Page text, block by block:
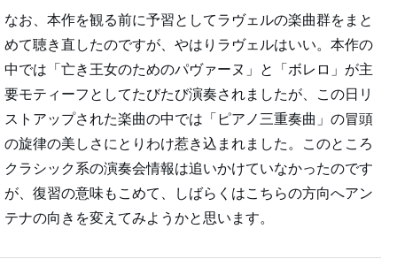
なお、本作を観る前に予習としてラヴェルの楽曲群をまと
めて聴き直したのですが、やはりラヴェルはいい。本作の
中では「亡き王女のためのパヴァーヌ」と「ボレロ」が主
要モティーフとしてたびたび演奏されましたが、この日リ
ストアップされた楽曲の中では「ピアノ三重奏曲」の冒頭
の旋律の美しさにとりわけ惹き込まれました。このところ
クラシック系の演奏会情報は追いかけていなかったのです
が、復習の意味もこめて、しばらくはこちらの方向へアン
テナの向きを変えてみようかと思います。